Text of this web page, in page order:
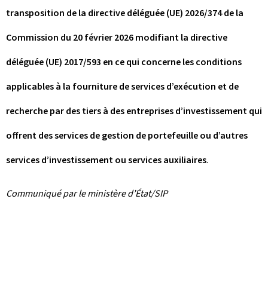
transposition de la directive déléguée (UE) 2026/374 de la
Commission du 20 février 2026 modifiant la directive
déléguée (UE) 2017/593 en ce qui concerne les conditions
applicables à la fourniture de services d’exécution et de
recherche par des tiers à des entreprises d’investissement qui
offrent des services de gestion de portefeuille ou d’autres
services d’investissement ou services auxiliaires.
Communiqué par le ministère d’État/SIP